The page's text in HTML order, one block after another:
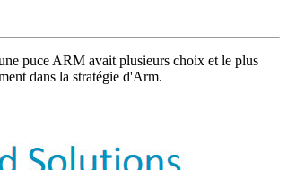
puce ARM avait plusieurs choix et le plus
dans la stratégie d'Arm.